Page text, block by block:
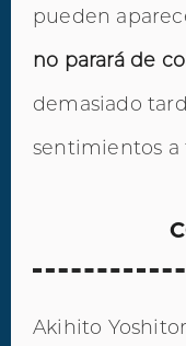
pueden
no parará de
demasiado
sentimientos a
Akihito